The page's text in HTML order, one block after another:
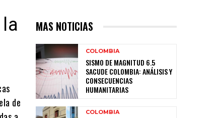
de
MAS NOTICIAS
COLOMBIA
SISMO DE MAGNITUD 6.5
SACUDE COLOMBIA: ANÁLISIS Y
CONSECUENCIAS
HUMANITARIAS
COLOMBIA